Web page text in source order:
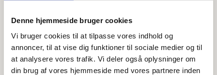
Denne hjemmeside bruger cookies
Vi bruger cookies til at tilpasse vores indhold og
annoncer, til at vise dig funktioner til sociale medier og til
at analysere vores trafik. Vi deler også oplysninger om
din brug af vores hjemmeside med vores partnere inden
brugerne rent faktisk søger efter, så vi
løbende kan forbedre vores hjemmeside og
vores kommunikation."
Mette Skals Ladefoged, Digital udviklingskonsulent